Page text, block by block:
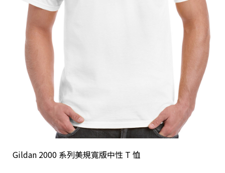
Gildan 2000 系列美規寬版中性 T 恤